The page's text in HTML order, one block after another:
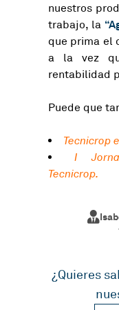
nuestros
trabajo, la
que prima el
a la vez
rentabilidad
Puede que
Tecnicrop
I
Tecnicrop.
¿Quieres